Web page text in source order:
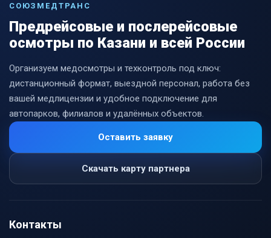
СОЮЗМЕДТРАНС
Предрейсовые и послерейсовые
осмотры по Казани и всей России
Организуем медосмотры и техконтроль под ключ:
дистанционный формат, выездной персонал, работа без
вашей медлицензии и удобное подключение для
автопарков, филиалов и удалённых объектов.
Оставить заявку
Скачать карту партнера
Контакты